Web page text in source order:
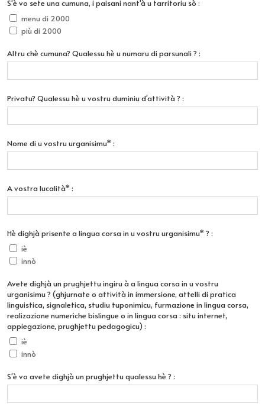
S'è vo sete una cumuna, i paisani nant'à u tarritoriu sò :
menu di 2000
più di 2000
Altru chè cumuna? Qualessu hè u numaru di parsunali ? :
Privatu? Qualessu hè u vostru duminiu d'attività ? :
Nome di u vostru urganisimu* :
A vostra lucalità* :
Hè dighjà prisente a lingua corsa in u vostru urganisimu* ? :
iè
innò
Avete dighjà un prughjettu ingiru à a lingua corsa in u vostru
urganisimu ? (ghjurnate o attività in immersione, attelli di pratica
linguistica, signaletica, studiu tuponimicu, furmazione in lingua corsa,
realizazione numeriche bislingue o in lingua corsa : situ internet,
appiegazione, prughjettu pedagogicu) :
iè
innò
S'è vo avete dighjà un prughjettu qualessu hè ? :